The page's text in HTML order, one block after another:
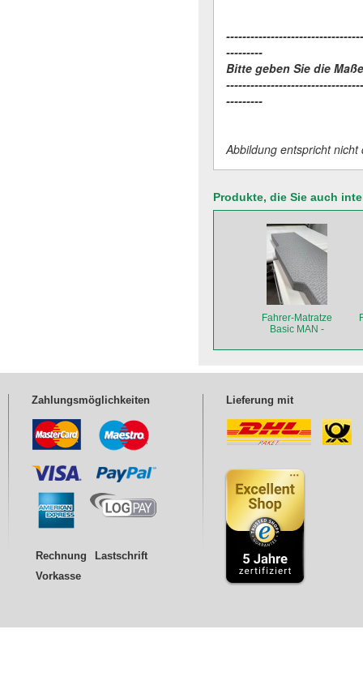
---------
Bitte geben Sie die
---------
Abbildung entspricht nicht
Produkte, die Sie auch
Fahrer-Matratze
Basic MAN -
entspricht nicht dem
der Form.
Zahlungsmöglichkeiten
Rechnung
Lastschrift
Vorkasse
Lieferung mit